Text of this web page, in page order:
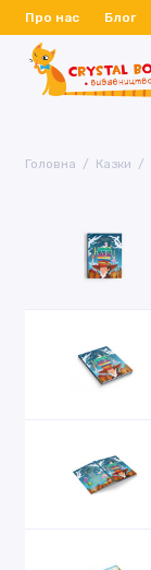
Про нас Блог
Головна Казки